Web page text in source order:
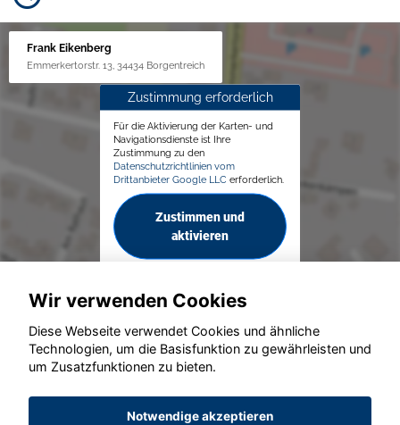
Frank Eikenberg
Emmerkertorstr. 13, 34434 Borgentreich
Zustimmung erforderlich
Für die Aktivierung der Karten- und
Navigationsdienste ist Ihre
Zustimmung zu den
Datenschutzrichtlinien vom
Drittanbieter Google LLC erforderlich.
Zustimmen und
aktivieren
© konjunkturmotor.de GmbH 2020 - 2026
Wir verwenden Cookies
Diese Webseite verwendet Cookies und ähnliche
Technologien, um die Basisfunktion zu gewährleisten und
um Zusatzfunktionen zu bieten.
Notwendige akzeptieren